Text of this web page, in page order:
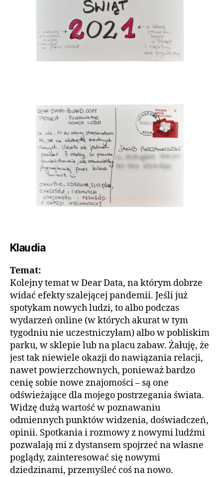
Klaudia
Temat:
Kolejny temat w Dear Data, na którym dobrze
widać efekty szalejącej pandemii. Jeśli już
spotykam nowych ludzi, to albo podczas
wydarzeń online (w których akurat w tym
tygodniu nie uczestniczyłam) albo w pobliskim
parku, w sklepie lub na placu zabaw. Żałuję, że
jest tak niewiele okazji do nawiązania relacji,
nawet powierzchownych, ponieważ bardzo
cenię sobie nowe znajomości – są one
odświeżające dla mojego postrzegania świata.
Widzę dużą wartość w poznawaniu
odmiennych punktów widzenia, doświadczeń,
opinii. Spotkania i rozmowy z nowymi ludźmi
pozwalają mi z dystansem spojrzeć na własne
poglądy, zainteresować się nowymi
dziedzinami, przemyśleć coś na nowo.